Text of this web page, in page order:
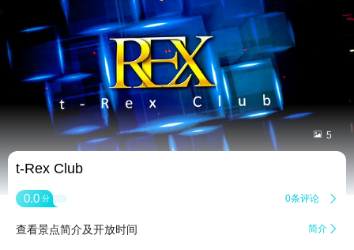
 5
t-Rex Club
0.0 分 0条评论 
查看景点简介及开放时间 简介 